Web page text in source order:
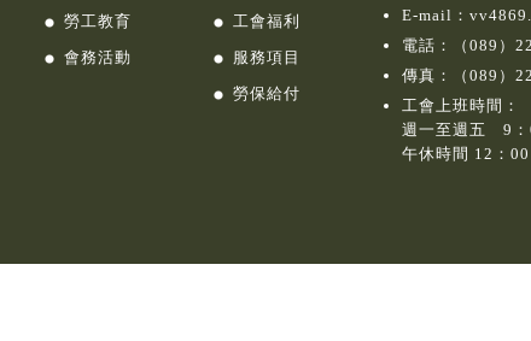
勞工教育
會務活動
工會福利
服務項目
勞保給付
E-mail：
電話：
（089）
傳真：（089）
工會上班時間：
週一至週五 9：
午休時間 12：